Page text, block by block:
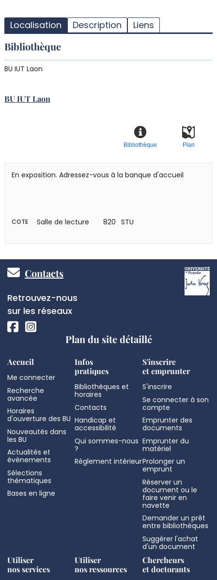
Localisation Description Liens
Bibliothèque
BU IUT Laon
BU IUT Laon
Plan
Bibliothèque
En exposition. Adressez-vous à la banque d'accueil
COTE Salle de lecture 820 STU
Pied
de
page
Contacts
Réseaux
sociaux
Retrouvez-nous
sur les réseaux
Plan du site détaillé
Accueil
Me connecter
Recherche
avancée
Horaires
d'ouverture des BU
Nouveautés dans
les BU
Actualités et
évènements
Sélections
thématiques
Bases en ligne
Infos
pratiques
Bibliothèques et
horaires
Contacts
Handicap et
accessibilité
Qui sommes-nous
?
Règlement intérieur
S'inscrire
et emprunter
S'inscrire
Se connecter à son
compte
Emprunter des
documents
Emprunter du
matériel
Prolonger un
emprunt
Réserver un
document ou le
faire venir en
navette
Demander un prêt
entre bibliothèques
Suggérer l'achat
d'un document
Utiliser
nos services
Utiliser
nos ressources
Chercheurs
et doctorants